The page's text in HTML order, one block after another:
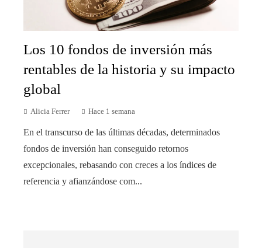
Los 10 fondos de inversión más
rentables de la historia y su impacto
global
Alicia Ferrer Hace 1 semana
En el transcurso de las últimas décadas, determinados
fondos de inversión han conseguido retornos
excepcionales, rebasando con creces a los índices de
referencia y afianzándose com...